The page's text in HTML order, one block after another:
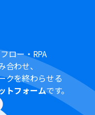
ダ名といった情報を
体的で分かりやすい
ます。
とYoomを連携してく
、家庭向けプランと一
Business）があり、一
い場合には認証に失敗
ロー・RPA
わせ、
クを終わらせる
トフォームです。